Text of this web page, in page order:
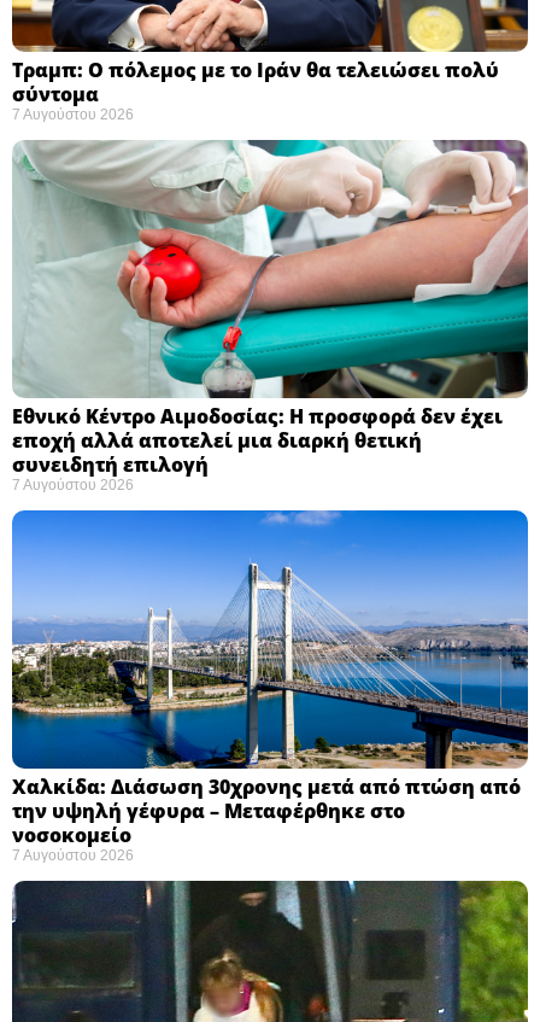
Τραμπ: Ο πόλεμος με το Ιράν θα τελειώσει πολύ
σύντομα ​
7 Αυγούστου 2026
Εθνικό Κέντρο Αιμοδοσίας: H προσφορά δεν έχει
εποχή αλλά αποτελεί μια διαρκή θετική
συνειδητή επιλογή ​
7 Αυγούστου 2026
Χαλκίδα: Διάσωση 30χρονης μετά από πτώση από
την υψηλή γέφυρα – Μεταφέρθηκε στο
νοσοκομείο ​
7 Αυγούστου 2026